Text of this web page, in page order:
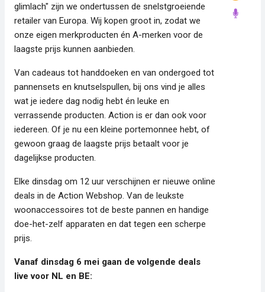
glimlach" zijn we ondertussen de snelstgroeiende
retailer van Europa. Wij kopen groot in, zodat we
onze eigen merkproducten én A-merken voor de
laagste prijs kunnen aanbieden.
Van cadeaus tot handdoeken en van ondergoed tot
pannensets en knutselspullen, bij ons vind je alles
wat je iedere dag nodig hebt én leuke en
verrassende producten. Action is er dan ook voor
iedereen. Of je nu een kleine portemonnee hebt, of
gewoon graag de laagste prijs betaalt voor je
dagelijkse producten.
Elke dinsdag om 12 uur verschijnen er nieuwe online
deals in de Action Webshop. Van de leukste
woonaccessoires tot de beste pannen en handige
doe-het-zelf apparaten en dat tegen een scherpe
prijs.
Vanaf dinsdag 6 mei gaan de volgende deals
live voor NL en BE: